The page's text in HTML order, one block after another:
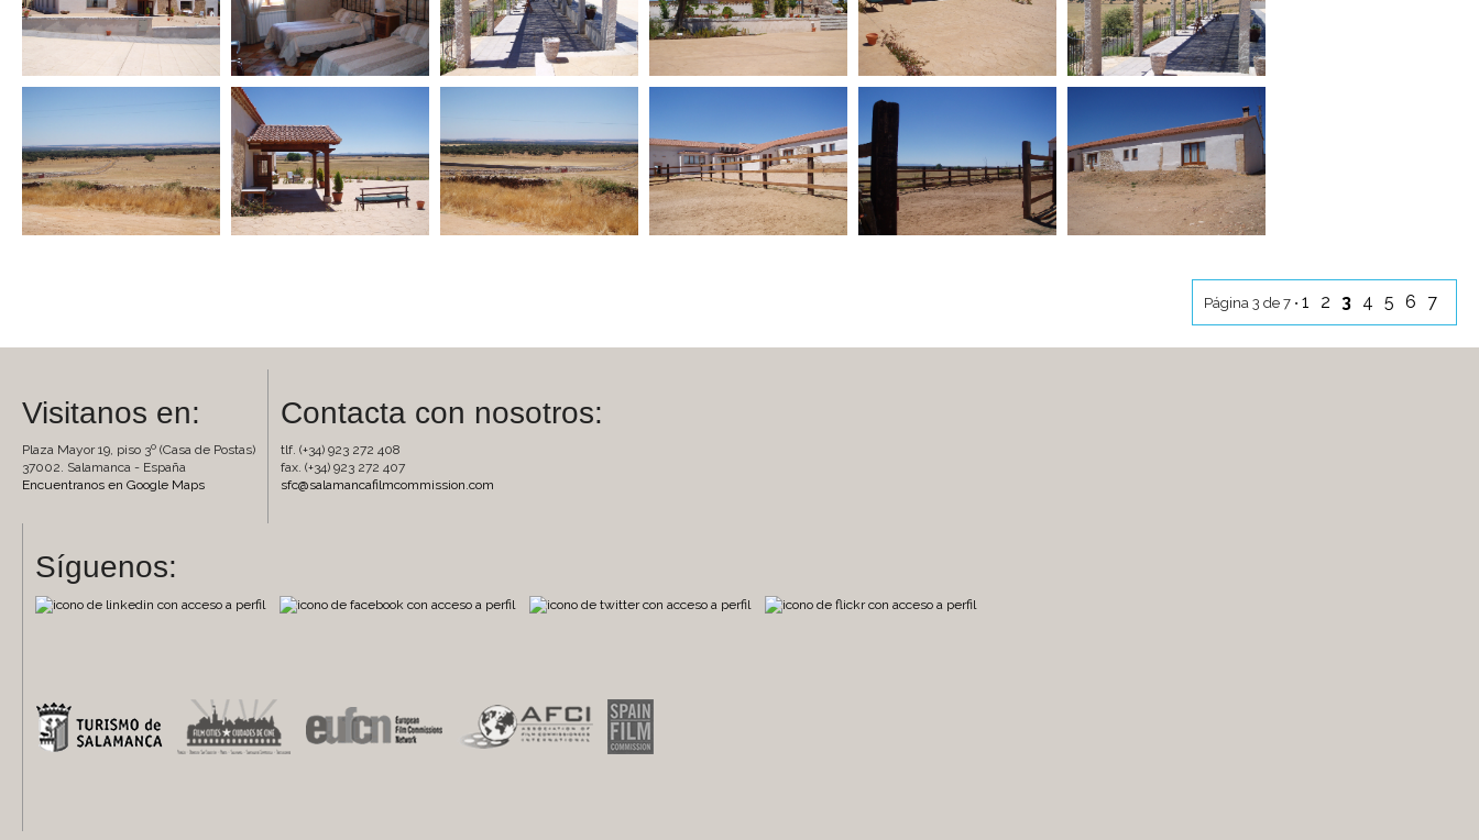
Página 3 de 7 • 1 2 3 4 5 6 7
Visitanos en:
Plaza Mayor 19, piso 3º (Casa de Postas)
37002. Salamanca - España
Encuentranos en Google Maps
Contacta con nosotros:
tlf. (+34) 923 272 408
fax. (+34) 923 272 407
sfc@salamancafilmcommission.com
Síguenos: